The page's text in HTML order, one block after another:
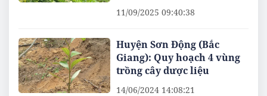
11/09/2025 09:40:38
Huyện Sơn Động (Bắc
Giang): Quy hoạch 4 vùng
trồng cây dược liệu
14/06/2024 14:08:21